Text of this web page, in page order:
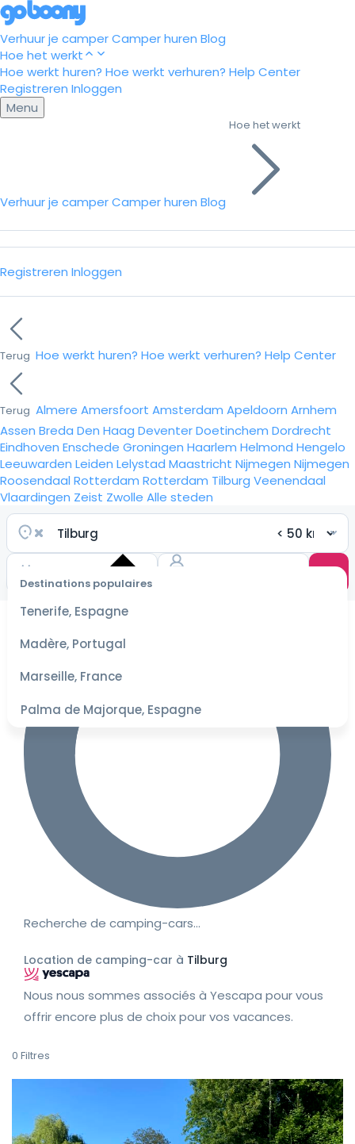
Verhuur je camperCamper huren Blog
Hoe het werkt
Hoe werkt huren? Hoe werkt verhuren? Help Center
Registreren Inloggen
Menu
Verhuur je camperCamper huren Blog
Hoe het werkt
Registreren Inloggen
Terug Hoe werkt huren? Hoe werkt verhuren? Help Center
Terug Almere Amersfoort Amsterdam Apeldoorn Arnhem
Assen Breda Den Haag DeventerDoetinchem Dordrecht
Eindhoven Enschede Groningen Haarlem Helmond Hengelo
Leeuwarden Leiden Lelystad Maastricht Nijmegen Nijmegen
Roosendaal Rotterdam Rotterdam Tilburg Veenendaal
Vlaardingen Zeist Zwolle Alle steden
Destinations populaires
Tenerife, Espagne
Madère, Portugal
Marseille, France
Palma de Majorque, Espagne
Choisir
les
pour les
tarifs
Recherche de camping-cars…
Location de camping-car à Tilburg
Nous nous sommes associés à Yescapa pour vous
offrir encore plus de choix pour vos vacances.
0 Filtres